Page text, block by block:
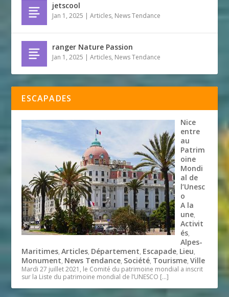
jetscool
Jan 1, 2025 |Articles, News Tendance
ranger Nature Passion
Jan 1, 2025 |Articles, News Tendance
ESCAPADES
Nice
entre
au
Patrim
oine
Mondi
al de
l’Unesc
o
A la
une,
Activit
és,
Alpes-
Maritimes,Articles, Département, Escapade, Lieu,
Monument, News Tendance, Société, Tourisme,Ville
Mardi 27 juillet 2021, le Comité du patrimoine mondial a inscrit
sur la Liste du patrimoine mondial de l’UNESCO […]